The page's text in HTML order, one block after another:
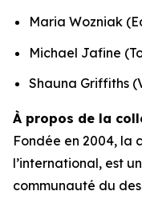
Maria Wozniak
Michael Jafine
Shauna Griffiths
À propos de la
Fondée en 2004, la
l’international, est
communauté du